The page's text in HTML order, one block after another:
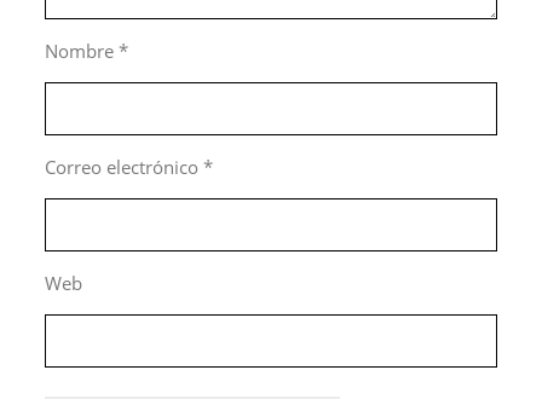
Nombre*
Correo electrónico*
Web